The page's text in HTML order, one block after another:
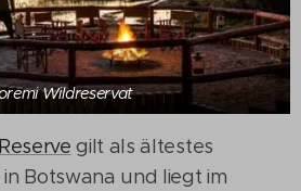
Wildreservat
gilt als ältestes
Botswana und liegt im